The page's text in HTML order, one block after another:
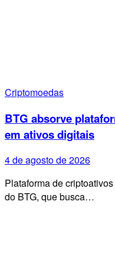
Criptomoedas
BTG absorve
em ativos digitais
4 de agosto de 2026
Plataforma de
do BTG, que busca…